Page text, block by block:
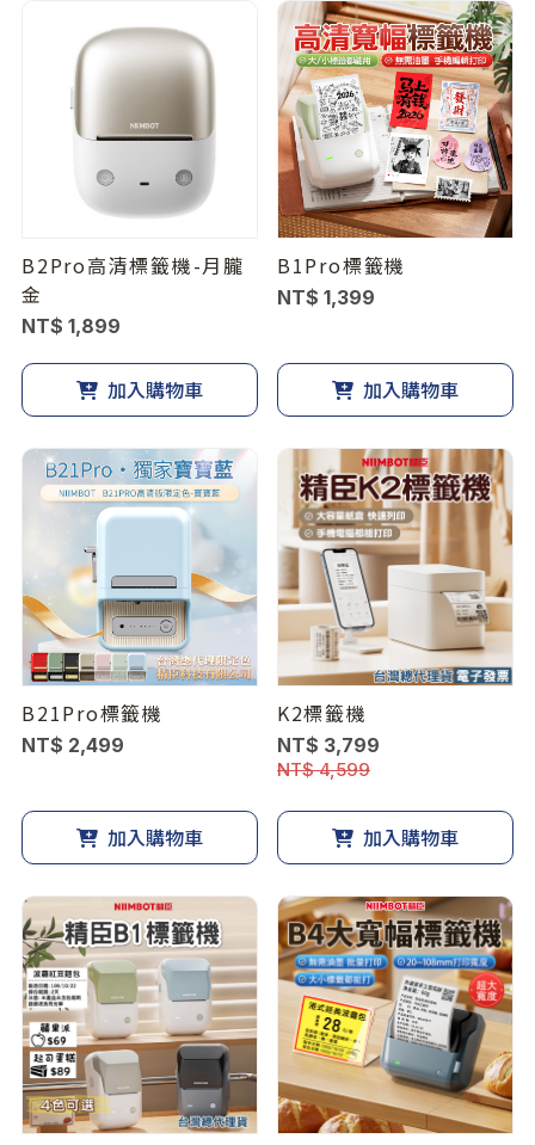
B2Pro高清標籤機-月朧
金
NT$ 1,899
加入購物車
B1Pro標籤機
NT$ 1,399
加入購物車
B21Pro標籤機
NT$ 2,499
加入購物車
K2標籤機
NT$ 3,799
NT$ 4,599
加入購物車